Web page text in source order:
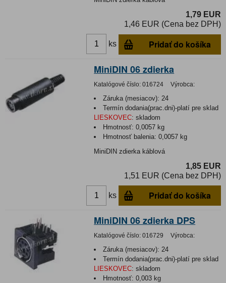
1,79 EUR
1,46 EUR (Cena bez DPH)
ks Pridať do košíka
MiniDIN 06 zdierka
Katalógové číslo: 016724 Výrobca:
Záruka (mesiacov): 24
Termín dodania(prac.dni)-platí pre sklad
LIESKOVEC: skladom
Hmotnosť:0,0057 kg
Hmotnosť balenia:0,0057 kg
MiniDIN zdierka káblová
1,85 EUR
1,51 EUR (Cena bez DPH)
ks Pridať do košíka
MiniDIN 06 zdierka DPS
Katalógové číslo: 016729 Výrobca:
Záruka (mesiacov): 24
Termín dodania(prac.dni)-platí pre sklad
LIESKOVEC: skladom
Hmotnosť:0,003 kg